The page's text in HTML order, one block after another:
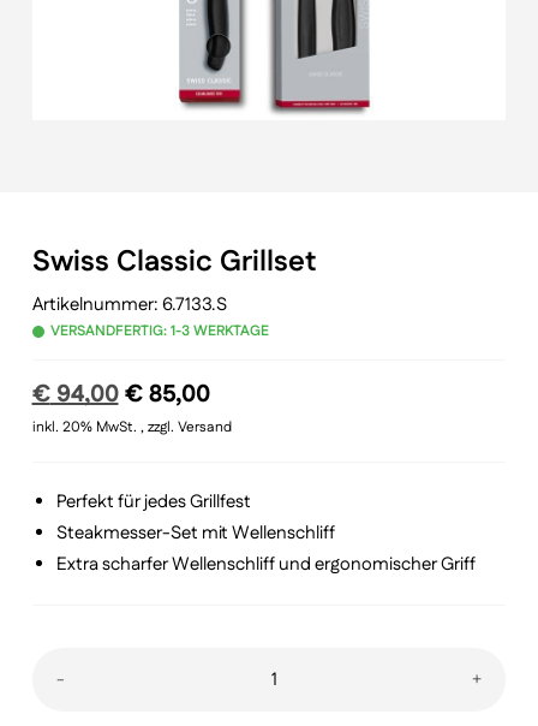
Swiss Classic Grillset
Artikelnummer:6.7133.S
VERSANDFERTIG: 1-3 WERKTAGE
€94,00Ursprünglicher
Preis
€ 94,00
€85,00Aktueller
Preis
€ 85,00.
inkl. 20% MwSt. , zzgl. Versand
Perfekt für jedes Grillfest
Steakmesser-Set mit Wellenschliff
Extra scharfer Wellenschliff und ergonomischer Griff
- +